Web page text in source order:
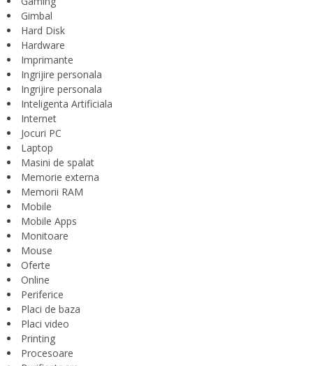
Gimbal
Hard Disk
Hardware
Imprimante
Ingrijire personala
Ingrijire personala
Inteligenta Artificiala
Internet
Jocuri PC
Laptop
Masini de spalat
Memorie externa
Memorii RAM
Mobile
Mobile Apps
Monitoare
Mouse
Oferte
Online
Periferice
Placi de baza
Placi video
Printing
Procesoare